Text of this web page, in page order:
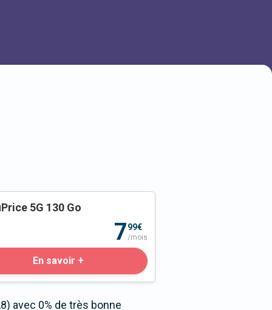
5G 130 Go
799€
/mois
En savoir +
avec 0% de très bonne